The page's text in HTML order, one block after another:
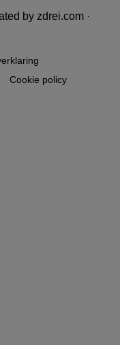
by zdrei.com ·
Cookie policy